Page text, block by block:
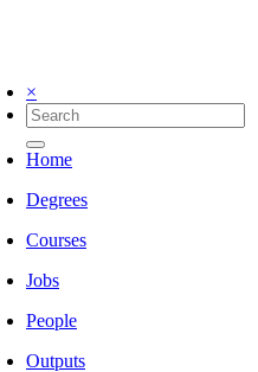
×
Home
Degrees
Courses
Jobs
People
Outputs